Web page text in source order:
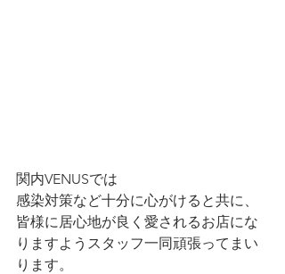
関内VENUSでは
感染対策など十分に心がけると共に、
皆様に居心地が良く愛されるお店にな
りますようスタッフ一同頑張ってまい
ります。